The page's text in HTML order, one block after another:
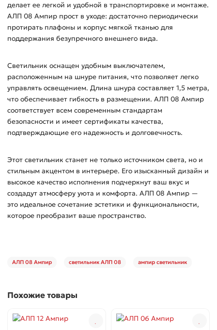
делает ее легкой и удобной в транспортировке и монтаже.
АЛП 08 Ампир прост в уходе: достаточно периодически
протирать плафоны и корпус мягкой тканью для
поддержания безупречного внешнего вида.
Светильник оснащен удобным выключателем,
расположенным на шнуре питания, что позволяет легко
управлять освещением. Длина шнура составляет 1,5 метра,
что обеспечивает гибкость в размещении. АЛП 08 Ампир
соответствует всем современным стандартам
безопасности и имеет сертификаты качества,
подтверждающие его надежность и долговечность.
Этот светильник станет не только источником света, но и
стильным акцентом в интерьере. Его изысканный дизайн и
высокое качество исполнения подчеркнут ваш вкус и
создадут атмосферу уюта и комфорта. АЛП 08 Ампир —
это идеальное сочетание эстетики и функциональности,
которое преобразит ваше пространство.
АЛП 08 Ампир светильник АЛП 08 ампир светильник
Похожие товары